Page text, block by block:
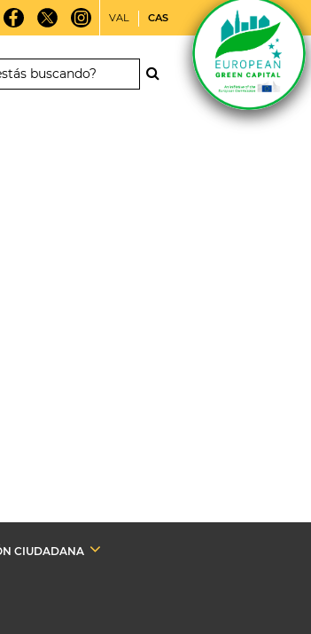
VAL CAS
CIUDADANA